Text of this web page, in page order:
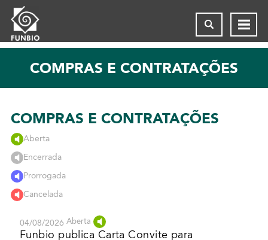
COMPRAS E CONTRATAÇÕES
COMPRAS E CONTRATAÇÕES
Aberta
Encerrada
Prorrogada
Cancelada
04/08/2026 Aberta
Funbio publica Carta Convite para